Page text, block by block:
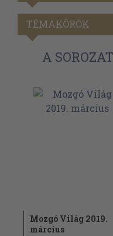
TÉMAKÖRÖK
A
Mozgó Világ 2019.
március